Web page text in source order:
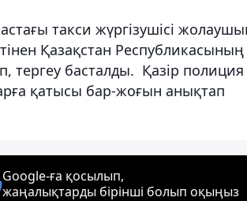
такси жүргізушісі
Қазақстан Республикасының
тергеу басталды. Қазір полиция
қатысы бар-жоғын анықтап
Google-ға қосылып,
жаңалықтарды бірінші болып оқыңыз